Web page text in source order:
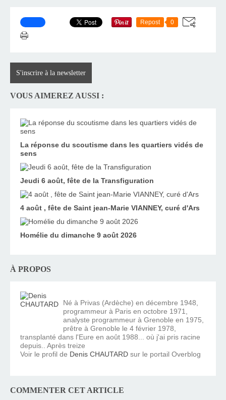
Repost 0
S'inscrire à la newsletter
VOUS AIMEREZ AUSSI :
La réponse du scoutisme dans les quartiers vidés de
sens
Jeudi 6 août, fête de la Transfiguration
4 août , fête de Saint jean-Marie VIANNEY, curé d'Ars
Homélie du dimanche 9 août 2026
À PROPOS
Né à Privas (Ardèche) en décembre 1948,
programmeur à Paris en octobre 1971,
analyste programmeur à Grenoble en 1975,
prêtre à Grenoble le 4 février 1978,
transplanté dans l'Eure en août 1988... où j'ai pris racine
depuis.. Après treize
Voir le profil de Denis CHAUTARD sur le portail Overblog
COMMENTER CET ARTICLE